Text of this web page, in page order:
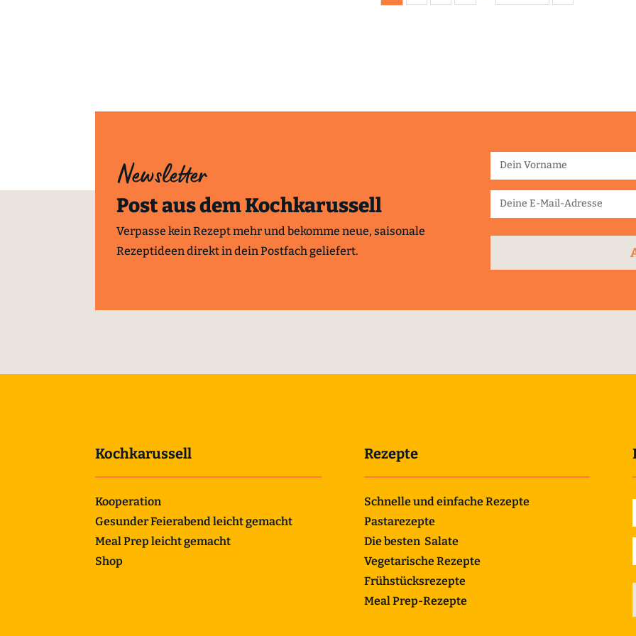
Newsletter
Post aus dem Kochkarussell
Verpasse kein Rezept mehr und bekomme neue, saisonale
Rezeptideen direkt in dein Postfach geliefert.
Kochkarussell
Kooperation
Gesunder Feierabend leicht gemacht
Meal Prep leicht gemacht
Shop
Rezepte
Schnelle und einfache Rezepte
Pastarezepte
Die besten Salate
Vegetarische Rezepte
Frühstücksrezepte
Meal Prep-Rezepte